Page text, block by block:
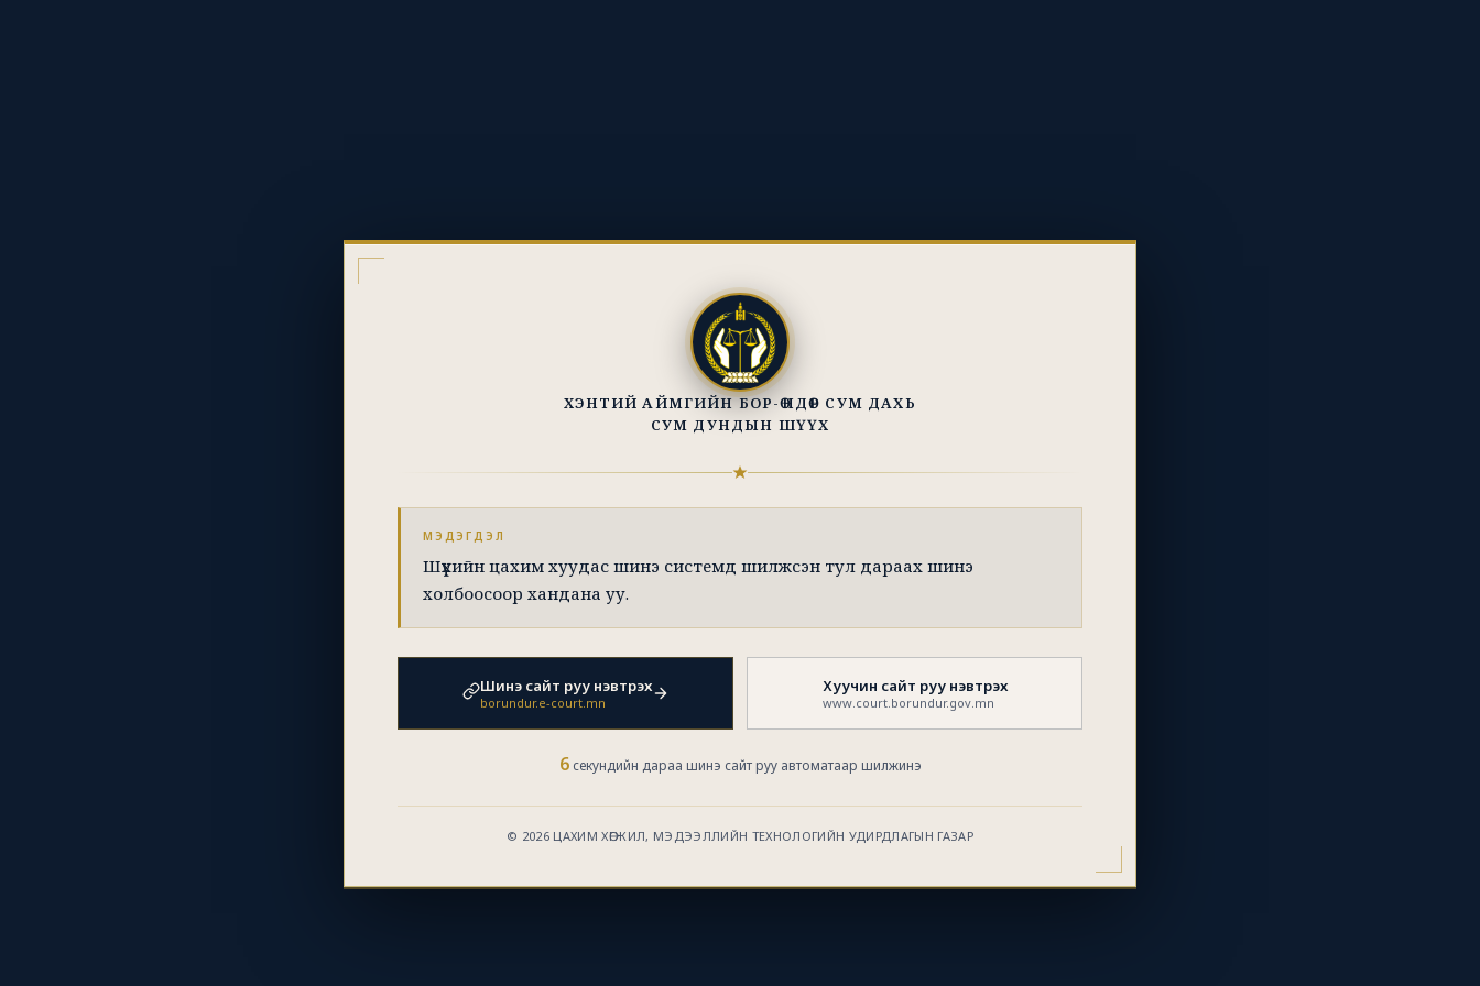
ХЭНТИЙ АЙМГИЙН БОР-ӨНДӨР СУМ ДАХЬ
СУМ ДУНДЫН ШҮҮХ
МЭДЭГДЭЛ
Шүүхийн цахим хуудас шинэ системд шилжсэн тул дараах шинэ
холбоосоор хандана уу.
Шинэ сайт руу нэвтрэх
borundur.e-court.mn
Хуучин сайт руу нэвтрэх
www.court.borundur.gov.mn
6секундийн дараа шинэ сайт руу автоматаар шилжинэ
© 2026 ЦАХИМ ХӨГЖИЛ, МЭДЭЭЛЛИЙН ТЕХНОЛОГИЙН УДИРДЛАГЫН ГАЗАР